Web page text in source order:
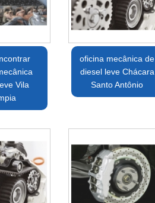
Vila
oficina mecânica de
diesel leve Chácara
Santo Antônio